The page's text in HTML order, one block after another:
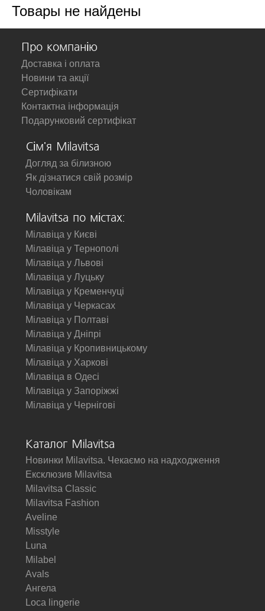
Товары не найдены
Про компанію
Доставка і оплата
Новини та акції
Сертифікати
Контактна інформація
Подарунковий сертифікат
Сім'я Milavitsa
Догляд за білизною
Як дізнатися свій розмір
Чоловікам
Milavitsa по містах:
Мілавіца у Києві
Мілавіца у Тернополі
Мілавіца у Львові
Мілавіца у Луцьку
Мілавіца у Кременчуці
Мілавіца у Черкасах
Мілавіца у Полтаві
Мілавіца у Дніпрі
Мілавіца у Кропивницькому
Мілавіца у Харкові
Мілавіца в Одесі
Мілавіца у Запоріжжі
Мілавіца у Чернігові
Каталог Milavitsa
Новинки Milavitsa. Чекаємо на надходження
Ексклюзив Milavitsa
Milavitsa Classic
Milavitsa Fashion
Aveline
Misstyle
Luna
Milabel
Avals
Ангела
Loca lingerie